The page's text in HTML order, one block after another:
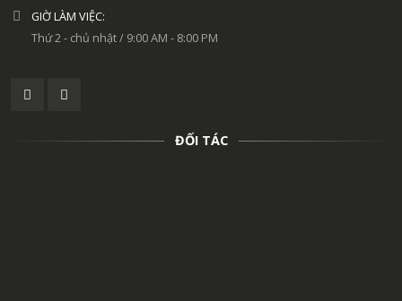
GIỜ LÀM VIỆC:
Thứ 2 - chủ nhật / 9:00 AM - 8:00 PM
ĐỐI TÁC